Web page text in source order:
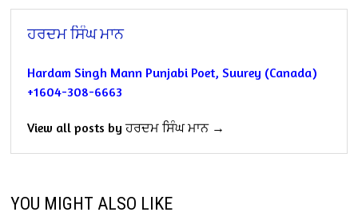
ਹਰਦਮ ਸਿੰਘ ਮਾਨ
Hardam Singh Mann Punjabi Poet, Suurey (Canada)
+1604-308-6663
View all posts by ਹਰਦਮ ਸਿੰਘ ਮਾਨ →
YOU MIGHT ALSO LIKE